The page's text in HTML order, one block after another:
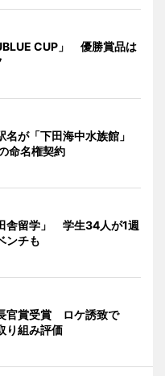
CUP」 優勝賞品は
が「下田海中水族館」
命名権契約
舎留学」 学生34人が1週
ンチも
官賞受賞 ロケ誘致で
り組み評価